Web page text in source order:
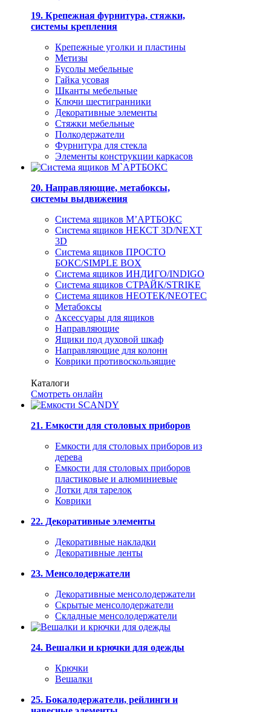
19. Крепежная фурнитура, стяжки,
системы крепления
Крепежные уголки и пластины
Метизы
Бусолы мебельные
Гайка усовая
Шканты мебельные
Ключи шестигранники
Декоративные элементы
Стяжки мебельные
Полкодержатели
Фурнитура для стекла
Элементы конструкции каркасов
20. Направляющие, метабоксы,
системы выдвижения
Система ящиков М’АРТБОКС
Система ящиков НЕКСТ 3D/NEXT
3D
Система ящиков ПРОСТО
БОКС/SIMPLE BOX
Система ящиков ИНДИГО/INDIGO
Система ящиков СТРАЙК/STRIKE
Система ящиков НЕОТЕК/NEOTEC
Метабоксы
Аксессуары для ящиков
Направляющие
Ящики под духовой шкаф
Направляющие для колонн
Коврики противоскользящие
Каталоги
Смотреть онлайн
21. Емкости для столовых приборов
Емкости для столовых приборов из
дерева
Емкости для столовых приборов
пластиковые и алюминиевые
Лотки для тарелок
Коврики
22. Декоративные элементы
Декоративные накладки
Декоративные ленты
23. Менсолодержатели
Декоративные менсолодержатели
Скрытые менсолодержатели
Складные менсолодержатели
24. Вешалки и крючки для одежды
Крючки
Вешалки
25. Бокалодержатели, рейлинги и